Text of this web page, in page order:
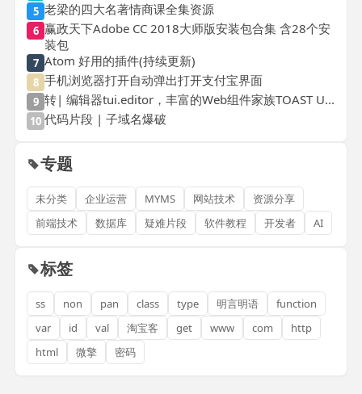
5 老梁的四大名著情商课全集资源
6 赢政天下Adobe CC 2018大师版安装包合集 含28个安
装包
7 Atom 好用的插件(持续更新)
8 手机浏览器打开自动弹出打开支付宝界面
9 转| 编辑器tui.editor，丰富的Web组件家族TOAST U...
10 代码片段 | 子域名爆破
专题
未分类 企业运营 MYMS 网站技术
资源分享
前端技术
数据库 疑难片段 软件教程 开发者 AI
标签
ss non pan class type 明言明语
function
var
id val 淘宝客 get www com
http
html
微擎 密码